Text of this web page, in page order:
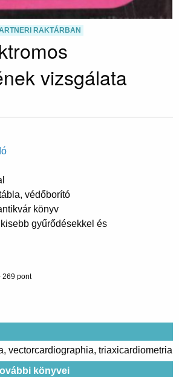
RAKTÁRBAN
vizsgálata
védőborító
könyv
gyűrődésekkel és
269
vectorcardiographia, triaxicardiometria
könyvei